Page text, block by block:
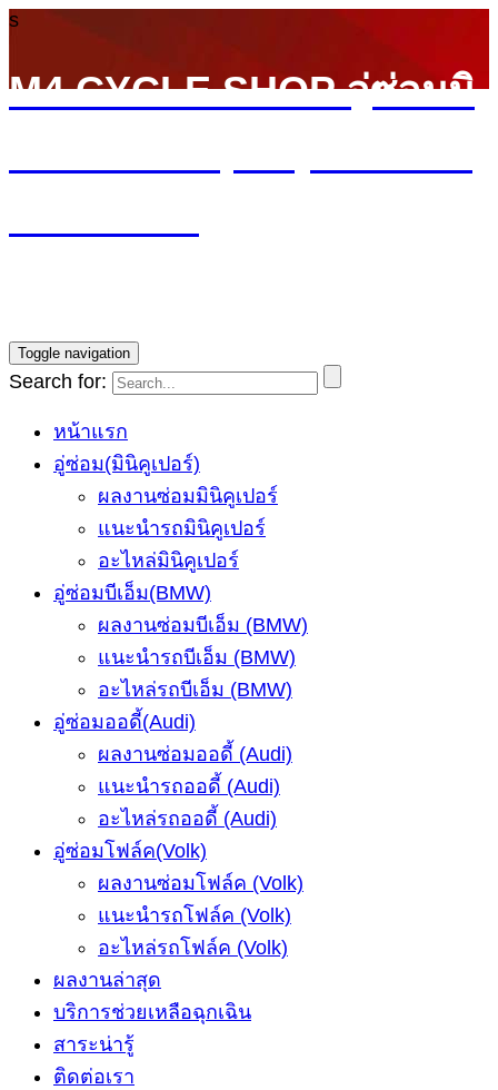
s
M4 CYCLE SHOP อู่ซ่อมมิ
Toggle navigation
Search for:
หน้าแรก
อู่ซ่อม(มินิคูเปอร์)
ผลงานซ่อมมินิคูเปอร์
แนะนำรถมินิคูเปอร์
อะไหล่มินิคูเปอร์
อู่ซ่อมบีเอ็ม(BMW)
ผลงานซ่อมบีเอ็ม (BMW)
แนะนำรถบีเอ็ม (BMW)
อะไหล่รถบีเอ็ม (BMW)
อู่ซ่อมออดี้(Audi)
ผลงานซ่อมออดี้ (Audi)
แนะนำรถออดี้ (Audi)
อะไหล่รถออดี้ (Audi)
อู่ซ่อมโฟล์ค(Volk)
ผลงานซ่อมโฟล์ค (Volk)
แนะนำรถโฟล์ค (Volk)
อะไหล่รถโฟล์ค (Volk)
ผลงานล่าสุด
บริการช่วยเหลือฉุกเฉิน
สาระน่ารู้
ติดต่อเรา